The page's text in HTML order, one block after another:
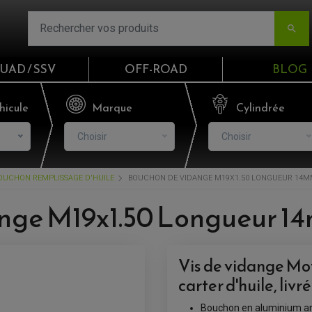

Email
Mot de passe
/ SSV OFF-ROAD BLOG
Marque
Choisir
Cylindrée
Choisir
REMPLISSAGE D'HUILE BOUCHON DE VIDANGE M19X1.50 LONGUEUR
M19x1.50 Longueur
Vis de vidange
carter d'huile,
Bouchon en aluminium